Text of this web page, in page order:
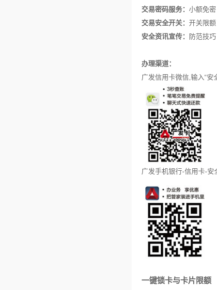
交易密码服务： 小额免
交易安全开关： 开关限
安全资讯宣传：
防范技
办理渠道：
广发信用卡微信,输入“安
广发手机银行-信用卡-安
一键锁卡与卡片限额